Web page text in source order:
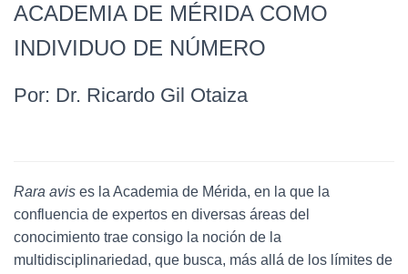
ACADEMIA DE MÉRIDA COMO
INDIVIDUO DE NÚMERO
Por: Dr. Ricardo Gil Otaiza
Rara avis es la Academia de Mérida, en la que la
confluencia de expertos en diversas áreas del
conocimiento trae consigo la noción de la
multidisciplinariedad, que busca, más allá de los límites de